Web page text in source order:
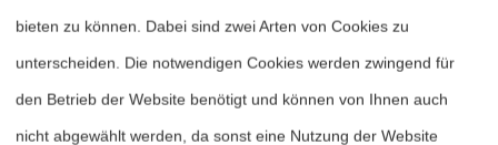
Blog
bieten zu können. Dabei sind zwei Arten von Cookies zu
unterscheiden. Die notwendigen Cookies werden zwingend für
den Betrieb der Website benötigt und können von Ihnen auch
nicht abgewählt werden, da sonst eine Nutzung der Website